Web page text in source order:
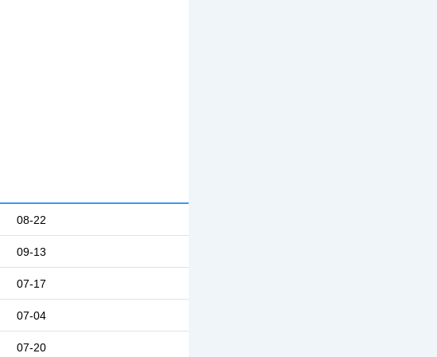
08-22
09-13
07-17
07-04
07-20